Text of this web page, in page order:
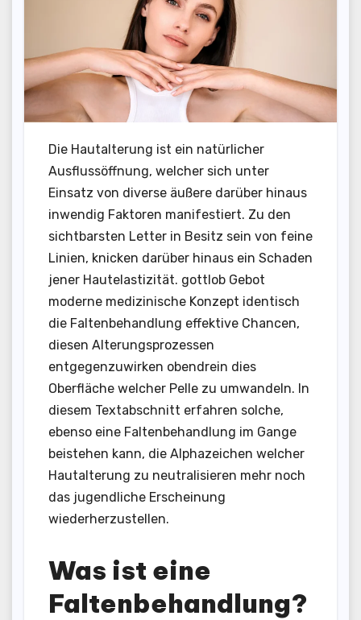
Die Hautalterung ist ein natürlicher
Ausflussöffnung, welcher sich unter
Einsatz von diverse äußere darüber hinaus
inwendig Faktoren manifestiert. Zu den
sichtbarsten Letter in Besitz sein von feine
Linien, knicken darüber hinaus ein Schaden
jener Hautelastizität. gottlob Gebot
moderne medizinische Konzept identisch
die Faltenbehandlung effektive Chancen,
diesen Alterungsprozessen
entgegenzuwirken obendrein dies
Oberfläche welcher Pelle zu umwandeln. In
diesem Textabschnitt erfahren solche,
ebenso eine Faltenbehandlung im Gange
beistehen kann, die Alphazeichen welcher
Hautalterung zu neutralisieren mehr noch
das jugendliche Erscheinung
wiederherzustellen.
Was ist eine
Faltenbehandlung?